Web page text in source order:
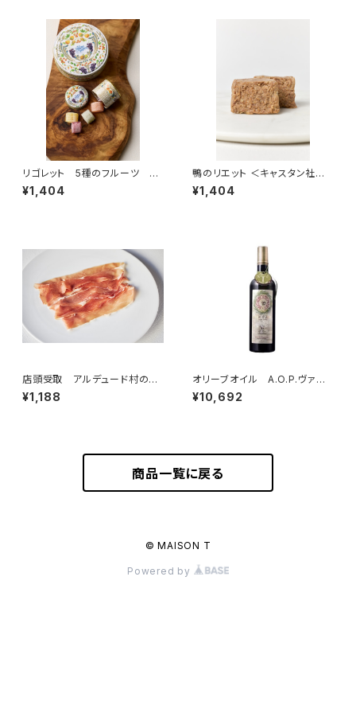
リゴレット 5種のフルーツ 5
個入（フランス・ナント）
¥1,404
鴨のリエット ＜キャスタン社＞
(フランス)
¥1,404
店頭受取 アルデュード村の生
ハム 50g ＜ピエール・オテイ
ザ＞(フランス・バスク)
¥1,188
オリーブオイル A.O.P.ヴァレ・
ド・ボー・ド・プロヴァンス 750
ml
¥10,692
商品一覧に戻る
© MAISON T
Powered by